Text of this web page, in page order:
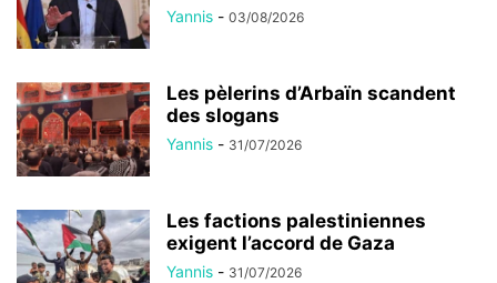
Yannis - 03/08/2026
Les pèlerins d’Arbaïn scandent
des slogans
Yannis - 31/07/2026
Les factions palestiniennes
exigent l’accord de Gaza
Yannis - 31/07/2026